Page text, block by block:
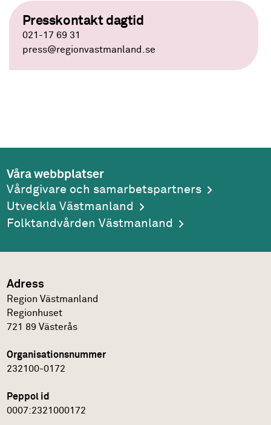
Presskontakt dagtid
021-17 69 31
press@regionvastmanland.se
Våra webbplatser
Vårdgivare och samarbetspartners
Utveckla Västmanland
Folktandvården Västmanland
Adress
Region Västmanland
Regionhuset
721 89 Västerås
Organisationsnummer
232100-0172
Peppol id
0007:2321000172